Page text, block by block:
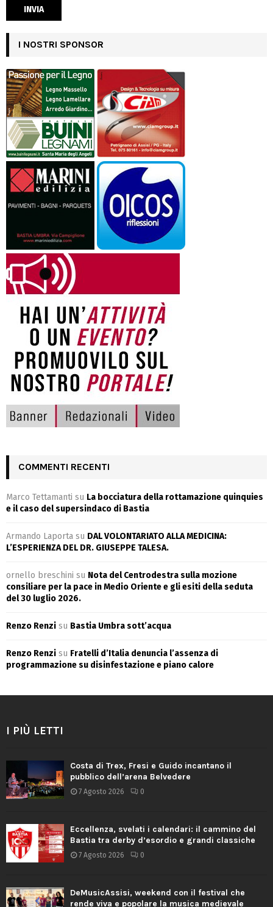
I NOSTRI SPONSOR
COMMENTI RECENTI
Marco Tettamanti su La bocciatura della rottamazione quinquies
e il caso del supersindaco di Bastia
Armando Laporta su DAL VOLONTARIATO ALLA MEDICINA:
L’ESPERIENZA DEL DR. GIUSEPPE TALESA.
ornello breschini su Nota del Centrodestra sulla mozione
consiliare per la pace in Medio Oriente e gli esiti della seduta
del 30 luglio 2026.
Renzo Renzi su Bastia Umbra sott’acqua
Renzo Renzi su Fratelli d’Italia denuncia l’assenza di
programmazione su disinfestazione e piano calore
I PIÙ LETTI
Costa di Trex, Fresi e Guido incantano il
pubblico dell’arena Belvedere
7 Agosto 2026 0
Eccellenza, svelati i calendari: il cammino del
Bastia tra derby d’esordio e grandi classiche
7 Agosto 2026 0
DeMusicAssisi, weekend con il festival che
rende viva e popolare la musica medievale